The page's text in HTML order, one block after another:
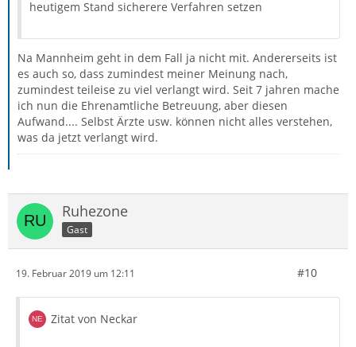
heutigem Stand sicherere Verfahren setzen
Na Mannheim geht in dem Fall ja nicht mit. Andererseits ist
es auch so, dass zumindest meiner Meinung nach,
zumindest teileise zu viel verlangt wird. Seit 7 jahren mache
ich nun die Ehrenamtliche Betreuung, aber diesen
Aufwand.... Selbst Ärzte usw. können nicht alles verstehen,
was da jetzt verlangt wird.
Ruhezone
Gast
19. Februar 2019 um 12:11 #10
Zitat von Neckar